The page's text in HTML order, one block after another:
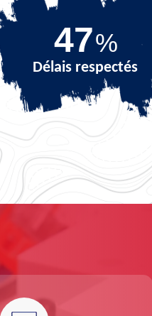
64%
Délais respectés